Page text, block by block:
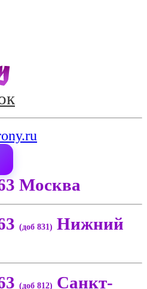
Москва
(доб 831) Нижний
(доб 812) Санкт-